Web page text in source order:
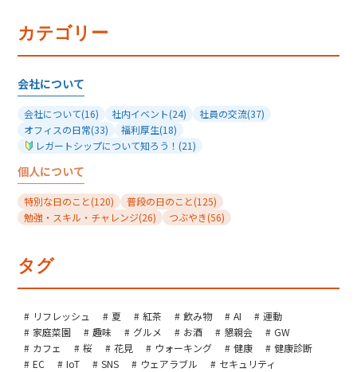
カテゴリー
会社について
会社について(16) 社内イベント(24) 社員の交流(37)
オフィスの日常(33) 福利厚生(18)
レガートシップについて知ろう！ (21)
個人について
特別な日のこと(120) 普段の日のこと(125)
勉強・スキル・チャレンジ(26) つぶやき(56)
タグ
リフレッシュ 夏 紅茶 飲み物 AI
運動
家庭菜園
趣味 グルメ お酒 懇親会
GW
カフェ
桜 花見 ウォーキング 健康
健康診断
EC
IoT SNS ウェアラブル
セキュリティ